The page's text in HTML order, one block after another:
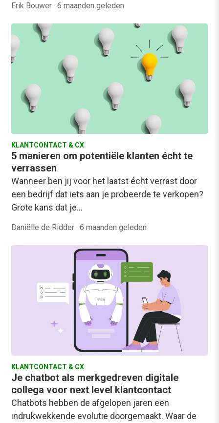
Erik Bouwer · 6 maanden geleden
KLANTCONTACT & CX
5 manieren om potentiële klanten écht te
verrassen
Wanneer ben jij voor het laatst écht verrast door
een bedrijf dat iets aan je probeerde te verkopen?
Grote kans dat je…
Daniëlle de Ridder · 6 maanden geleden
KLANTCONTACT & CX
Je chatbot als merkgedreven digitale
collega voor next level klantcontact
Chatbots hebben de afgelopen jaren een
indrukwekkende evolutie doorgemaakt. Waar de